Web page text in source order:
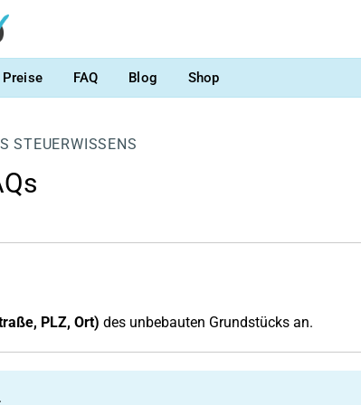
Preise FAQ Blog Shop
STEUERWISSENS
PLZ, Ort) des unbebauten Grundstücks an.